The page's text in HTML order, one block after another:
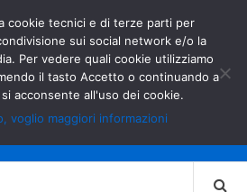
MINISTERO DELL’INTERNO
cookie tecnici e di terze parti per
sui social network e/o la
Per vedere quali cookie utilizziamo
il tasto Accetto o continuando a
acconsente all'uso dei cookie.
voglio maggiori informazioni